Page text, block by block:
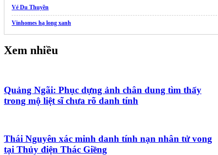
Vé Du Thuyền
Vinhomes hạ long xanh
Xem nhiều
Quảng Ngãi: Phục dựng ảnh chân dung tìm thấy
trong mộ liệt sĩ chưa rõ danh tính
Thái Nguyên xác minh danh tính nạn nhân tử vong
tại Thủy điện Thác Giềng